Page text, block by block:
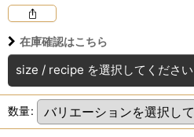
在庫確認はこちら
size / recipe を選択してください
数量: